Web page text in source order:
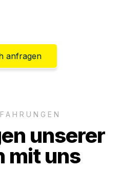
anfragen
unserer
mit uns